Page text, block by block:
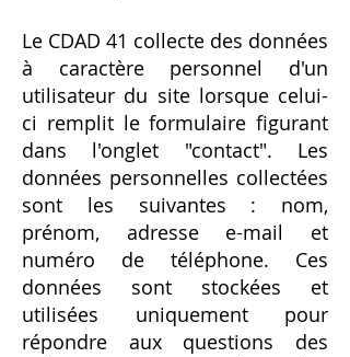
Le CDAD 41 collecte des données
à caractère personnel d'un
utilisateur du site lorsque celui-
ci remplit le formulaire figurant
dans l'onglet "contact". Les
données personnelles collectées
sont les suivantes : nom,
prénom, adresse e-mail et
numéro de téléphone. Ces
données sont stockées et
utilisées uniquement pour
répondre aux questions des